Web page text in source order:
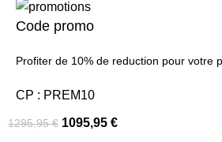
Code promo
Profiter de 10% de reduction pour votre
CP : PREM10
1295,95€ 1095,95€